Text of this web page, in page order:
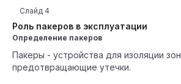
Роль пакеров в эксплуатации
Слайд 4
Определение пакеров
Пакеры - устройства для изоляции зон,
предотвращающие утечки.